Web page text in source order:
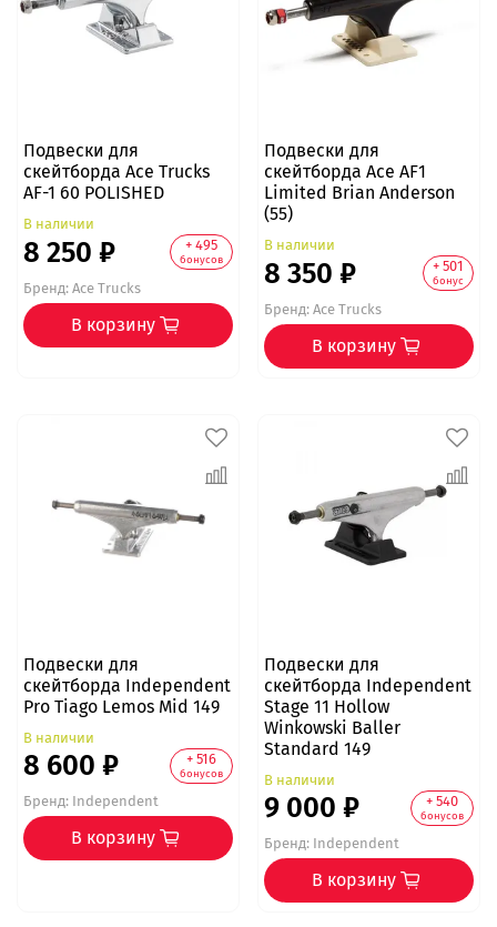
Подвески для
скейтборда Ace Trucks
AF-1 60 POLISHED
В наличии
8 250 ₽ + 495
бонусов
Бренд:Ace Trucks
В корзину
Подвески для
скейтборда Ace AF1
Limited Brian Anderson
(55)
В наличии
8 350 ₽ + 501
бонус
Бренд:Ace Trucks
В корзину
Подвески для
скейтборда Independent
Pro Tiago Lemos Mid 149
В наличии
8 600 ₽ + 516
бонусов
Бренд:Independent
В корзину
Подвески для
скейтборда Independent
Stage 11 Hollow
Winkowski Baller
Standard 149
В наличии
9 000 ₽ + 540
бонусов
Бренд:Independent
В корзину